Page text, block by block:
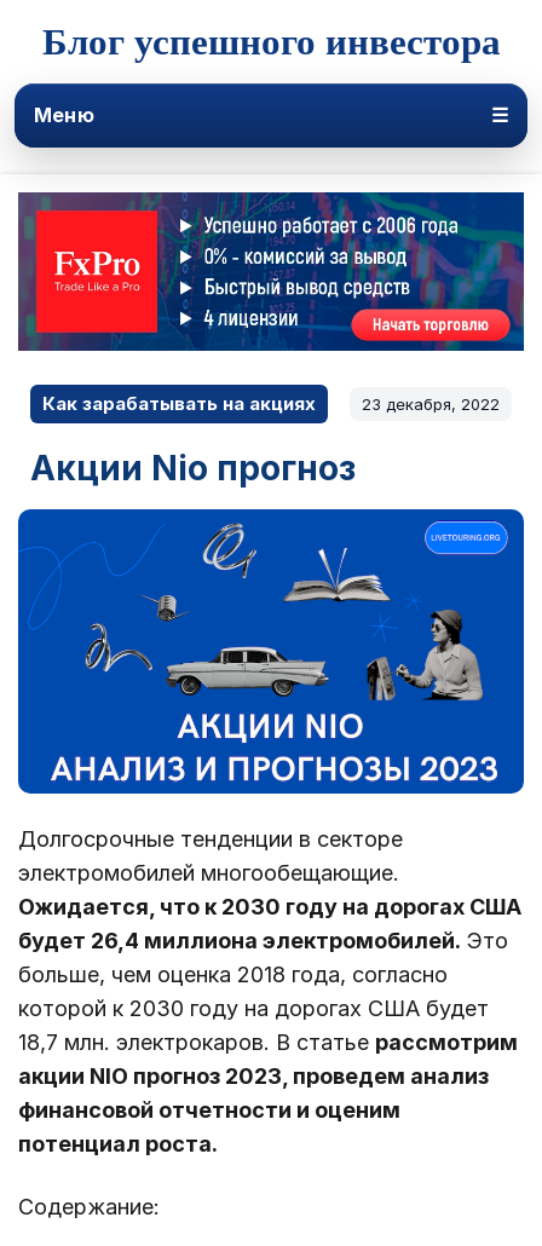
Блог успешного инвестора
Меню ☰
Как зарабатывать на акциях 23 декабря, 2022
Акции Nio прогноз
Долгосрочные тенденции в секторе
электромобилей многообещающие.
Ожидается, что к 2030 году на дорогах США
будет 26,4 миллиона электромобилей. Это
больше, чем оценка 2018 года, согласно
которой к 2030 году на дорогах США будет
18,7 млн. электрокаров. В статье рассмотрим
акции NIO прогноз 2023, проведем анализ
финансовой отчетности и оценим
потенциал роста.
Содержание: